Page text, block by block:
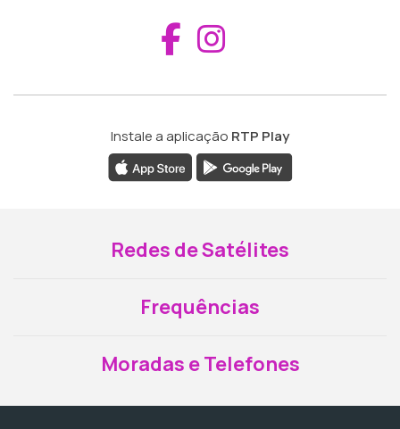
Aceder ao
Instale a aplicação RTP Play
Redes de Satélites
Frequências
Moradas e Telefones